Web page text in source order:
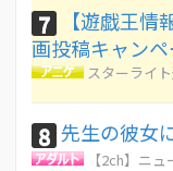
7
【遊戯王
画投稿キャンペ
スターライ
8 先生の彼女
【2ch】ニ